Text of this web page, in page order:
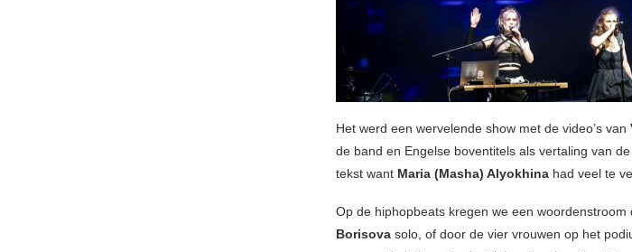
Het werd een wervelende show met de video’s van
de band en Engelse boventitels als vertaling van
tekst want Maria (Masha) Alyokhina had veel te
Op de hiphopbeats kregen we een
Borisova solo, of door de vier vrouwen op het